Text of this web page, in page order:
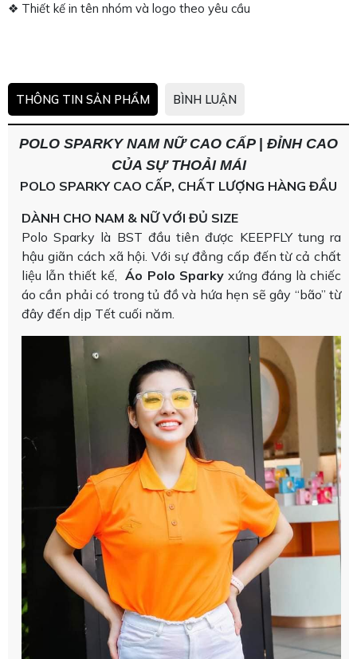
❖ Thiết kế in tên nhóm và logo theo yêu cầu
THÔNG TIN SẢN PHẨM BÌNH LUẬN
POLO SPARKY NAM NỮ CAO CẤP
ĐỈNH CAO
CỦA SỰ THOẢI MÁI
POLO SPARKY CAO CẤP, CHẤT LƯỢNG HÀNG ĐẦU
DÀNH CHO NAM & NỮ VỚI ĐỦ SIZE
Polo Sparky là BST đầu tiên được KEEPFLY tung ra
hậu giãn cách xã hội. Với sự đẳng cấp đến từ cả chất
liệu lẫn thiết kế,Áo Polo Sparkyxứng đáng là chiếc
áo cần phải có trong tủ đồ và hứa hẹn sẽ gây “bão” từ
đây đến dịp Tết cuối năm.